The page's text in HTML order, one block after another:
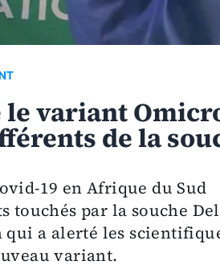
le variant
de la
19 en Afrique du Sud
touchés par la souche
qui a alerté les
variant.